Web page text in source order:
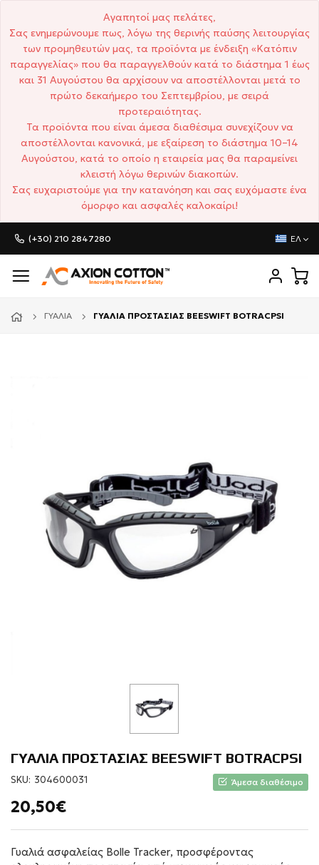
Αγαπητοί μας πελάτες,
Σας ενημερώνουμε πως, λόγω της θερινής παύσης λειτουργίας
των προμηθευτών μας, τα προϊόντα με ένδειξη «Κατόπιν
παραγγελίας» που θα παραγγελθούν κατά το διάστημα 1 έως
και 31 Αυγούστου θα αρχίσουν να αποστέλλονται μετά το
πρώτο δεκαήμερο του Σεπτεμβρίου, με σειρά
προτεραιότητας.
Τα προϊόντα που είναι άμεσα διαθέσιμα συνεχίζουν να
αποστέλλονται κανονικά, με εξαίρεση το διάστημα 10–14
Αυγούστου, κατά το οποίο η εταιρεία μας θα παραμείνει
κλειστή λόγω θερινών διακοπών.
Σας ευχαριστούμε για την κατανόηση και σας ευχόμαστε ένα
όμορφο και ασφαλές καλοκαίρι!
(+30) 210 2847280 ΕΛ
ΓΥΑΛΙΆ ΓΥΑΛΙΑ ΠΡΟΣΤΑΣΙΑΣ BEESWIFT BOTRACPSI
ΓΥΑΛΙΑ ΠΡΟΣΤΑΣΙΑΣ BEESWIFT BOTRACPSI
SKU: 304600031 Άμεσα διαθέσιμο
20,50€
Γυαλιά ασφαλείας Bolle Tracker, προσφέροντας